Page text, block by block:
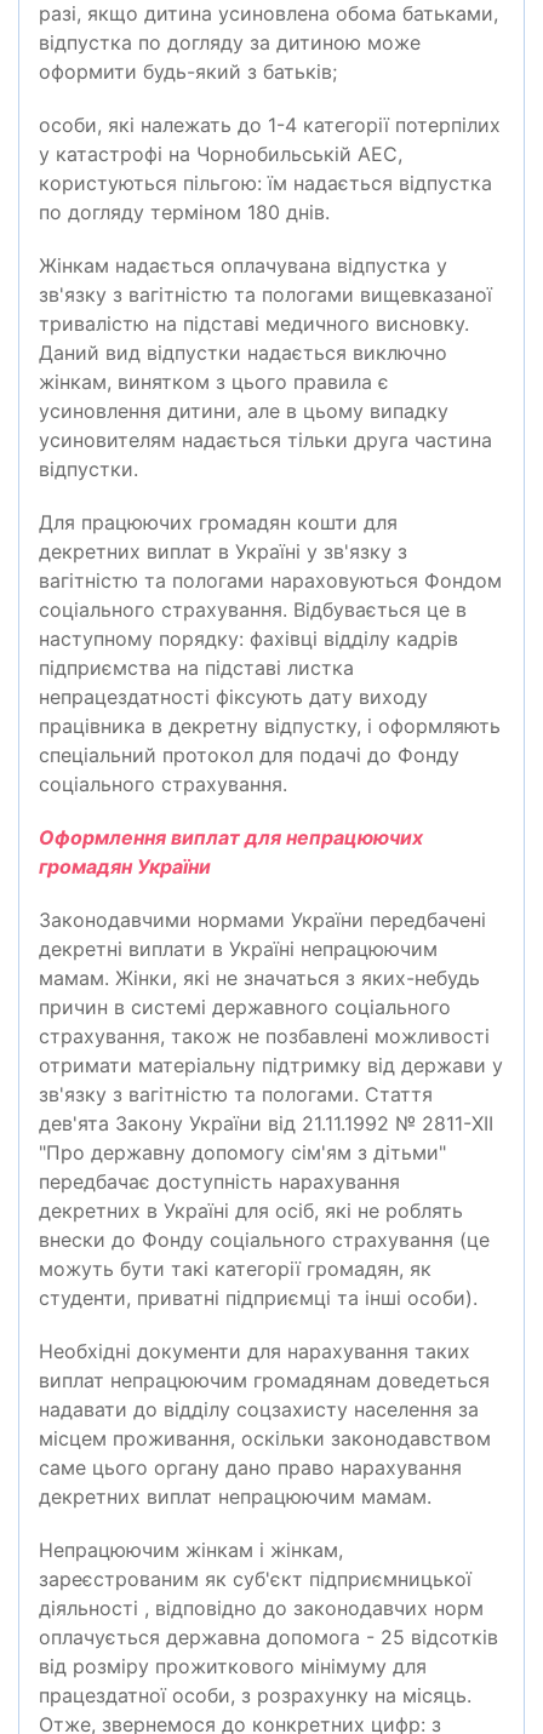
разі, якщо дитина усиновлена обома батьками,
відпустка по догляду за дитиною може
оформити будь-який з батьків;
особи, які належать до 1-4 категорії потерпілих
у катастрофі на Чорнобильській АЕС,
користуються пільгою: їм надається відпустка
по догляду терміном 180 днів.
Жінкам надається оплачувана відпустка у
зв'язку з вагітністю та пологами вищевказаної
тривалістю на підставі медичного висновку.
Даний вид відпустки надається виключно
жінкам, винятком з цього правила є
усиновлення дитини, але в цьому випадку
усиновителям надається тільки друга частина
відпустки.
Для працюючих громадян кошти для
декретних виплат в Україні у зв'язку з
вагітністю та пологами нараховуються Фондом
соціального страхування. Відбувається це в
наступному порядку: фахівці відділу кадрів
підприємства на підставі листка
непрацездатності фіксують дату виходу
працівника в декретну відпустку, і оформляють
спеціальний протокол для подачі до Фонду
соціального страхування.
Оформлення виплат для непрацюючих
громадян України
Законодавчими нормами України передбачені
декретні виплати в Україні непрацюючим
мамам. Жінки, які не значаться з яких-небудь
причин в системі державного соціального
страхування, також не позбавлені можливості
отримати матеріальну підтримку від держави у
зв'язку з вагітністю та пологами. Стаття
дев'ята Закону України від 21.11.1992 № 2811-XII
"Про державну допомогу сім'ям з дітьми"
передбачає доступність нарахування
декретних в Україні для осіб, які не роблять
внески до Фонду соціального страхування (це
можуть бути такі категорії громадян, як
студенти, приватні підприємці та інші особи).
Необхідні документи для нарахування таких
виплат непрацюючим громадянам доведеться
надавати до відділу соцзахисту населення за
місцем проживання, оскільки законодавством
саме цього органу дано право нарахування
декретних виплат непрацюючим мамам.
Непрацюючим жінкам і жінкам,
зареєстрованим як суб'єкт підприємницької
діяльності , відповідно до законодавчих норм
оплачується державна допомога - 25 відсотків
від розміру прожиткового мінімуму для
працездатної особи, з розрахунку на місяць.
Отже, звернемося до конкретних цифр: з